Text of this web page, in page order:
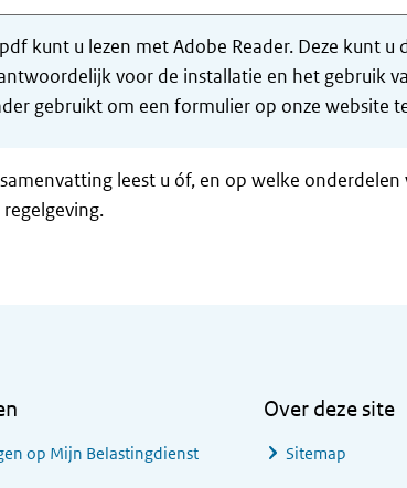
kunt u lezen met Adobe Reader. Deze kunt
voor de installatie en het gebruik
gebruikt om een formulier op onze
leest u óf, en op welke
op Mijn Belastingdienst
Over deze site
Sitemap